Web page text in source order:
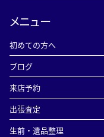
メニュー
初めての方へ
ブログ
来店予約
出張査定
生前・遺品整理